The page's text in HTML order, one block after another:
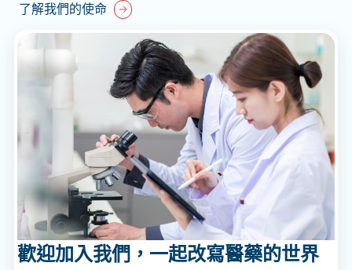
了解我們的使命
歡迎加入我們，一起改寫醫藥的世界